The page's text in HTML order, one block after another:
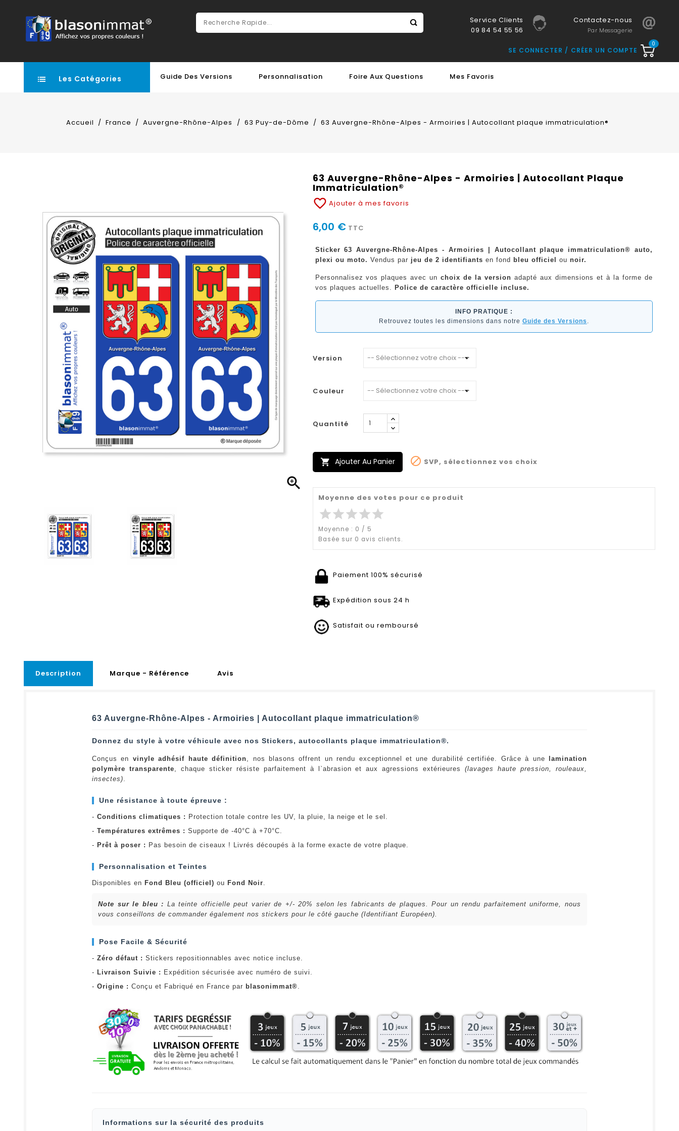
Service Clients
09 84 54 55 56
Contactez-nous
Par Messagerie
0
SE CONNECTER CRÉER UN COMPTE
Les Catégories Guide Des Versions Personnalisation Foire Aux Questions Mes Favoris
Accueil France Auvergne-Rhône-Alpes 63 Puy-de-Dôme 63 Auvergne-Rhône-Alpes - Armoiries | Autocollant plaque immatriculation®

63 Auvergne-Rhône-Alpes - Armoiries | Autocollant Plaque
Immatriculation®
favorite_border Ajouter à mes favoris
6,00 € TTC
Sticker 63 Auvergne-Rhône-Alpes - Armoiries | Autocollant plaque immatriculation® auto,
plexi ou moto. Vendus par jeu de 2 identifiants en fond bleu officiel ou noir.
Personnalisez vos plaques avec unchoix de la version adapté aux dimensions et à la forme de
vos plaques actuelles.
Police de caractère officielle incluse.
INFO PRATIQUE :
Retrouvez toutes les dimensions dans notre Guide des Versions
Version
Couleur
Quantité
 Ajouter Au Panier  SVP, sélectionnez vos choix
Moyenne des votes pour ce produit
starstarstarstarstar
Moyenne : 0 / 5
Basée sur 0 avis clients.
Paiement 100% sécurisé
Expédition sous 24 h
Satisfait ou remboursé
Description Marque - Référence Avis
63 Auvergne-Rhône-Alpes - Armoiries | Autocollant plaque immatriculation®
Donnez du style à votre véhicule avec nos Stickers, autocollants plaque immatriculation®.
Conçus en vinyle adhésif haute définition , nos blasons offrent un rendu exceptionnel et une durabilité certifiée. Grâce à une
lamination
polymère transparente , chaque sticker résiste parfaitement à l`abrasion et aux agressions extérieures(lavages haute pression, rouleaux,
insectes)
Une résistance à toute épreuve :
- Conditions climatiques : Protection totale contre les UV, la pluie, la neige et le sel.
- Températures extrêmes : Supporte de -40°C à +70°C.
- Prêt à poser : Pas besoin de ciseaux ! Livrés découpés à la forme exacte de votre plaque.
Personnalisation et Teintes
Disponibles en Fond Bleu (officiel) ou Fond Noir
Note sur le bleu : La teinte officielle peut varier de +/- 20% selon les fabricants de plaques. Pour un rendu parfaitement uniforme, nous
vous conseillons de commander également nos stickers pour le côté gauche (Identifiant Européen).
Pose Facile & Sécurité
- Zéro défaut : Stickers repositionnables avec notice incluse.
- Livraison Suivie : Expédition sécurisée avec numéro de suivi.
- Origine : Conçu et Fabriqué en France par blasonimmat®
Informations sur la sécurité des produits